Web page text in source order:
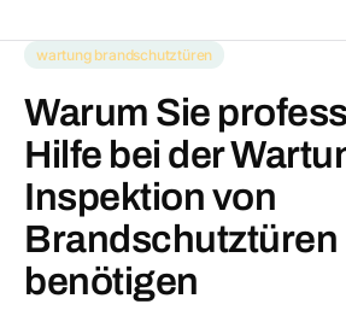
wartung brandschutztüren
Warum Sie
Hilfe bei der
Inspektion von
Brandschutztüren
benötigen